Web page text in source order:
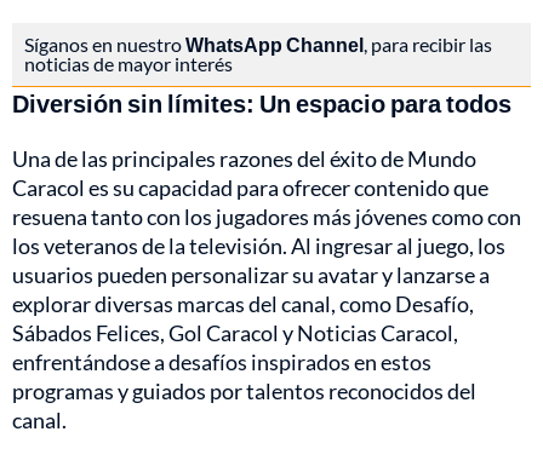
Síganos en nuestroWhatsApp Channel, para recibir las
noticias de mayor interés
Diversión sin límites: Un espacio para todos
Una de las principales razones del éxito de Mundo
Caracol es su capacidad para ofrecer contenido que
resuena tanto con los jugadores más jóvenes como con
los veteranos de la televisión. Al ingresar al juego, los
usuarios pueden personalizar su avatar y lanzarse a
explorar diversas marcas del canal, como Desafío,
Sábados Felices, Gol Caracol y Noticias Caracol,
enfrentándose a desafíos inspirados en estos
programas y guiados por talentos reconocidos del
canal.